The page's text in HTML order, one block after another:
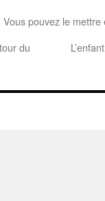
Vous pouvez le
du